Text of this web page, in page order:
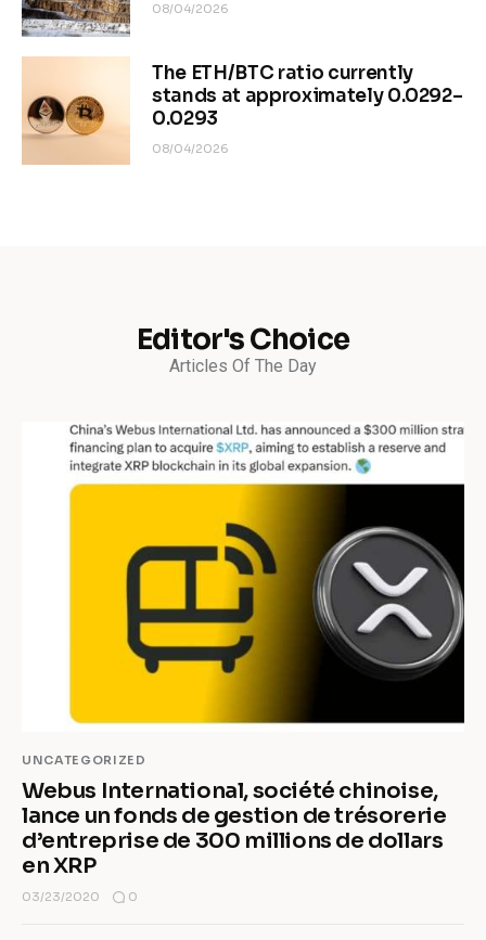
08/04/2026
The ETH/BTC ratio currently
stands at approximately 0.0292–
0.0293
08/04/2026
Editor's Choice
Articles Of The Day
UNCATEGORIZED
Webus International, société chinoise,
lance un fonds de gestion de trésorerie
d’entreprise de 300 millions de dollars
en XRP
03/23/2020 0